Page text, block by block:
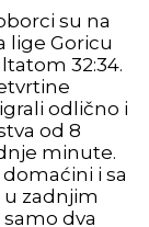
su na
lige Goricu
32:34.
odlično i
od 8
minute.
i sa
u zadnjim
dva